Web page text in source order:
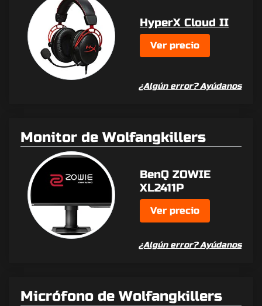
HyperX Cloud II
Ver precio
¿Algún error? Ayúdanos
Monitor de Wolfangkillers
BenQ ZOWIE
XL2411P
Ver precio
¿Algún error? Ayúdanos
Micrófono de Wolfangkillers